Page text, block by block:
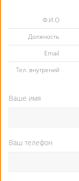
Ф.И.О
Должность
Email
Тел. внутрений
Ваше имя
Ваш телефон